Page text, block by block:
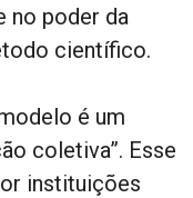
no poder da
científico.
é um
coletiva”. Esse
instituições